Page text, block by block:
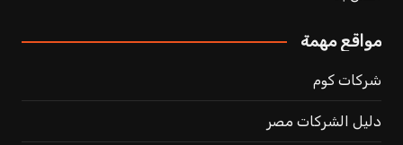
مواقع مهمة
شركات كوم
دليل الشركات مصر